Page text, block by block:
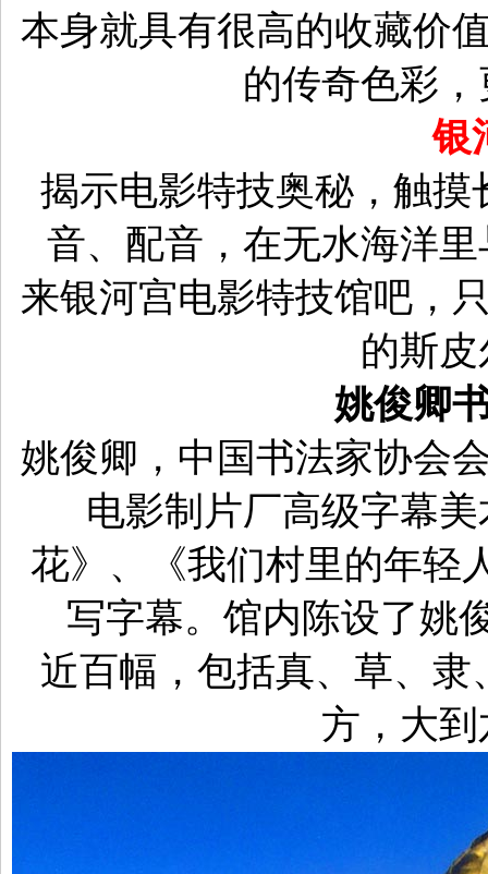
本身就具有很高的收藏价
的传奇色彩
银
揭示电影特技奥秘，触
音、配音，在无水海洋
来银河宫电影特技馆吧，
的斯
姚俊卿
姚俊卿，中国书法家协会
电影制片厂高级字幕
花》、《我们村里的年轻
写字幕。馆内陈设了姚
近百幅，包括真、草、
方，大